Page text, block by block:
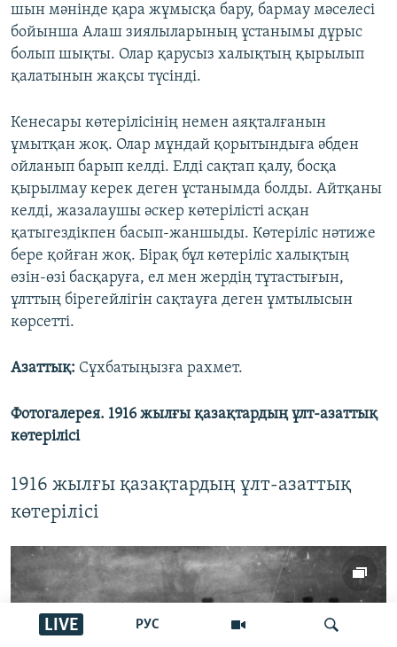
РУС
LIVE
шын мәнінде қара жұмысқа бару, бармау мәселесі
бойынша Алаш зиялыларының ұстанымы дұрыс
болып шықты. Олар қарусыз халықтың қырылып
қалатынын жақсы түсінді.
Кенесары көтерілісінің немен аяқталғанын
ұмытқан жоқ. Олар мұндай қорытындыға әбден
ойланып барып келді. Елді сақтап қалу, босқа
қырылмау керек деген ұстанымда болды. Айтқаны
келді, жазалаушы әскер көтерілісті асқан
қатыгездікпен басып-жаншыды. Көтеріліс нәтиже
бере қойған жоқ. Бірақ бұл көтеріліс халықтың
өзін-өзі басқаруға, ел мен жердің тұтастығын,
ұлттың бірегейлігін сақтауға деген ұмтылысын
көрсетті.
Азаттық: Сұхбатыңызға рахмет.
Фотогалерея. 1916 жылғы қазақтардың ұлт-азаттық
көтерілісі
1916 жылғы қазақтардың ұлт-азаттық
көтерілісі